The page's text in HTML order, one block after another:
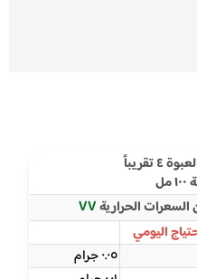
تقريباً
٧٧
اليومي
٠.٠٥ جرام